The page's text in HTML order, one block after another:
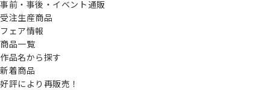
事前・事後・イベント通販
受注生産商品
フェア情報
商品一覧
作品名から探す
新着商品
好評により再販売！